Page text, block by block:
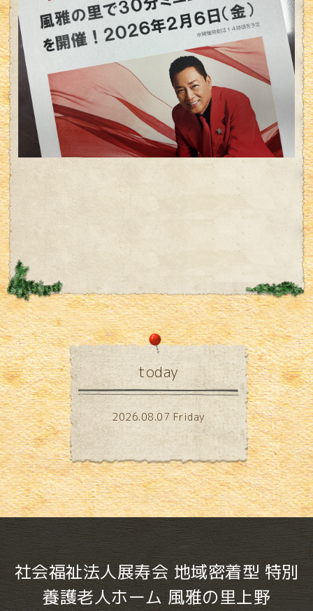
today
2026.08.07 Friday
社会福祉法人展寿会 地域密着型 特別
養護老人ホーム 風雅の里上野